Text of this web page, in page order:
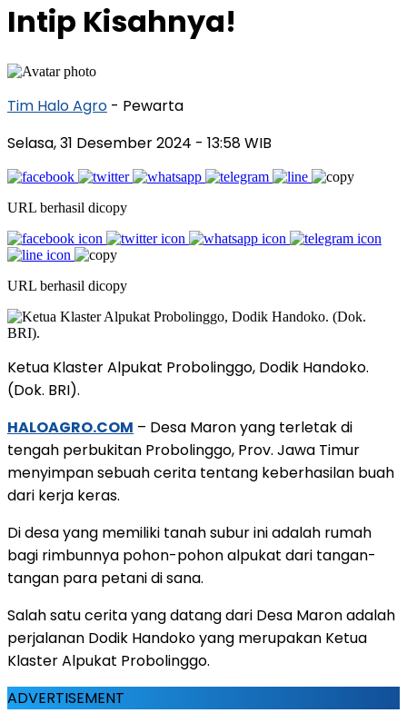
Intip Kisahnya!
Tim Halo Agro - Pewarta
Selasa, 31 Desember 2024 - 13:58 WIB
URL berhasil dicopy
URL berhasil dicopy
Ketua Klaster Alpukat Probolinggo, Dodik Handoko.
(Dok. BRI).
HALOAGRO.COM – Desa Maron yang terletak di
tengah perbukitan Probolinggo, Prov. Jawa Timur
menyimpan sebuah cerita tentang keberhasilan buah
dari kerja keras.
Di desa yang memiliki tanah subur ini adalah rumah
bagi rimbunnya pohon-pohon alpukat dari tangan-
tangan para petani di sana.
Salah satu cerita yang datang dari Desa Maron adalah
perjalanan Dodik Handoko yang merupakan Ketua
Klaster Alpukat Probolinggo.
ADVERTISEMENT